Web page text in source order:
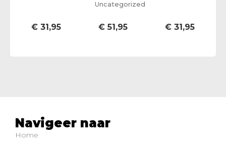
€31,95
Uncategorized
€51,95 € 31,95
Navigeer naar
Home